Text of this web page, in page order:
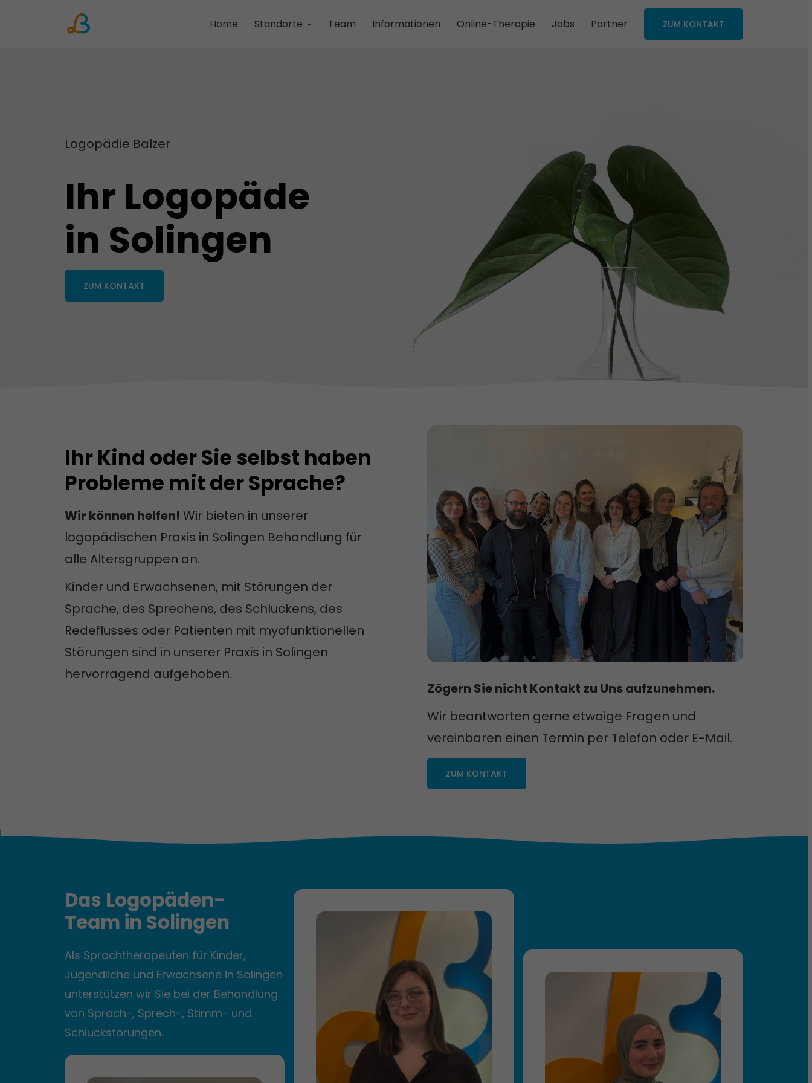
Home Standorte Team Informationen Online-Therapie Jobs Partner ZUM KONTAKT
Köln-Dellbrück
Mönchengladbach
Bergisch Gladbach
Logopädie Balzer
Ihr Logopäde
in Solingen
ZUM KONTAKT
Ihr Kind oder Sie selbst haben
Probleme mit der Sprache?
Wir können helfen! Wir bieten in unserer
logopädischen Praxis in Solingen Behandlung für
alle Altersgruppen an.
Kinder und Erwachsenen, mit Störungen der
Sprache, des Sprechens, des Schluckens, des
Redeflusses oder Patienten mit myofunktionellen
Störungen sind in unserer Praxis in Solingen
hervorragend aufgehoben.
Zögern Sie nicht Kontakt zu Uns aufzunehmen.
Wir beantworten gerne etwaige Fragen und
vereinbaren einen Termin per Telefon oder E-Mail.
ZUM KONTAKT
Das Logopäden-
Team in Solingen
Als Sprachtherapeuten für Kinder,
Jugendliche und Erwachsene in Solingen
unterstützen wir Sie bei der Behandlung
von Sprach-, Sprech-, Stimm- und
Schluckstörungen.